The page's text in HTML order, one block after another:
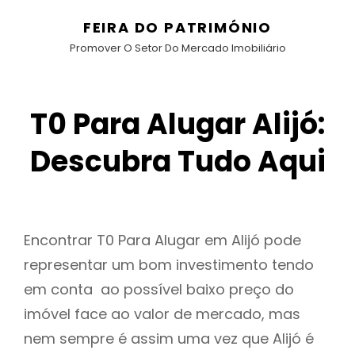
FEIRA DO PATRIMÓNIO
Promover O Setor Do Mercado Imobiliário
T0 Para Alugar Alijó:
Descubra Tudo Aqui
Encontrar T0 Para Alugar em Alijó pode
representar um bom investimento tendo
em conta ao possível baixo preço do
imóvel face ao valor de mercado, mas
nem sempre é assim uma vez que Alijó é